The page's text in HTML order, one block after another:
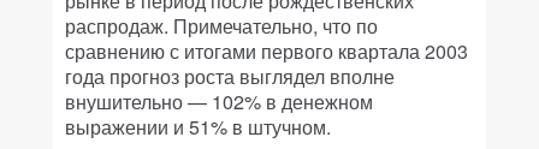
распродаж. Примечательно, что по
сравнению с итогами первого квартала 2003
года прогноз роста выглядел вполне
внушительно — 102% в денежном
выражении и 51% в штучном.